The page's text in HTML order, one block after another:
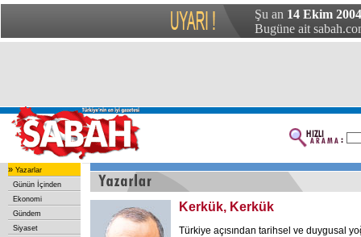
Şu an 14 Ekim
Bugüne ait
» Yazarlar
Günün İçinden
Ekonomi
Gündem
Siyaset
Kerkük, Kerkük
Türkiye açısından tarihsel ve duygusal